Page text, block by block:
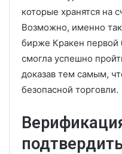
которые хранятся на
Возможно, именно
бирже Кракен первой
смогла успешно
доказав тем самым,
безопасной торговли.